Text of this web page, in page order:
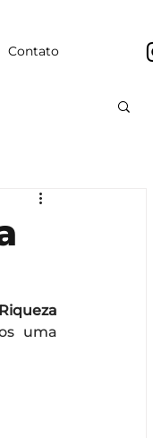
Contato
uma